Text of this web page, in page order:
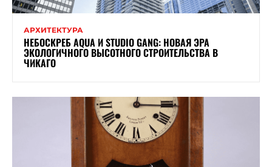
АРХИТЕКТУРА
НЕБОСКРЕБ AQUA И STUDIO GANG: НОВАЯ ЭРА
ЭКОЛОГИЧНОГО ВЫСОТНОГО СТРОИТЕЛЬСТВА В
ЧИКАГО